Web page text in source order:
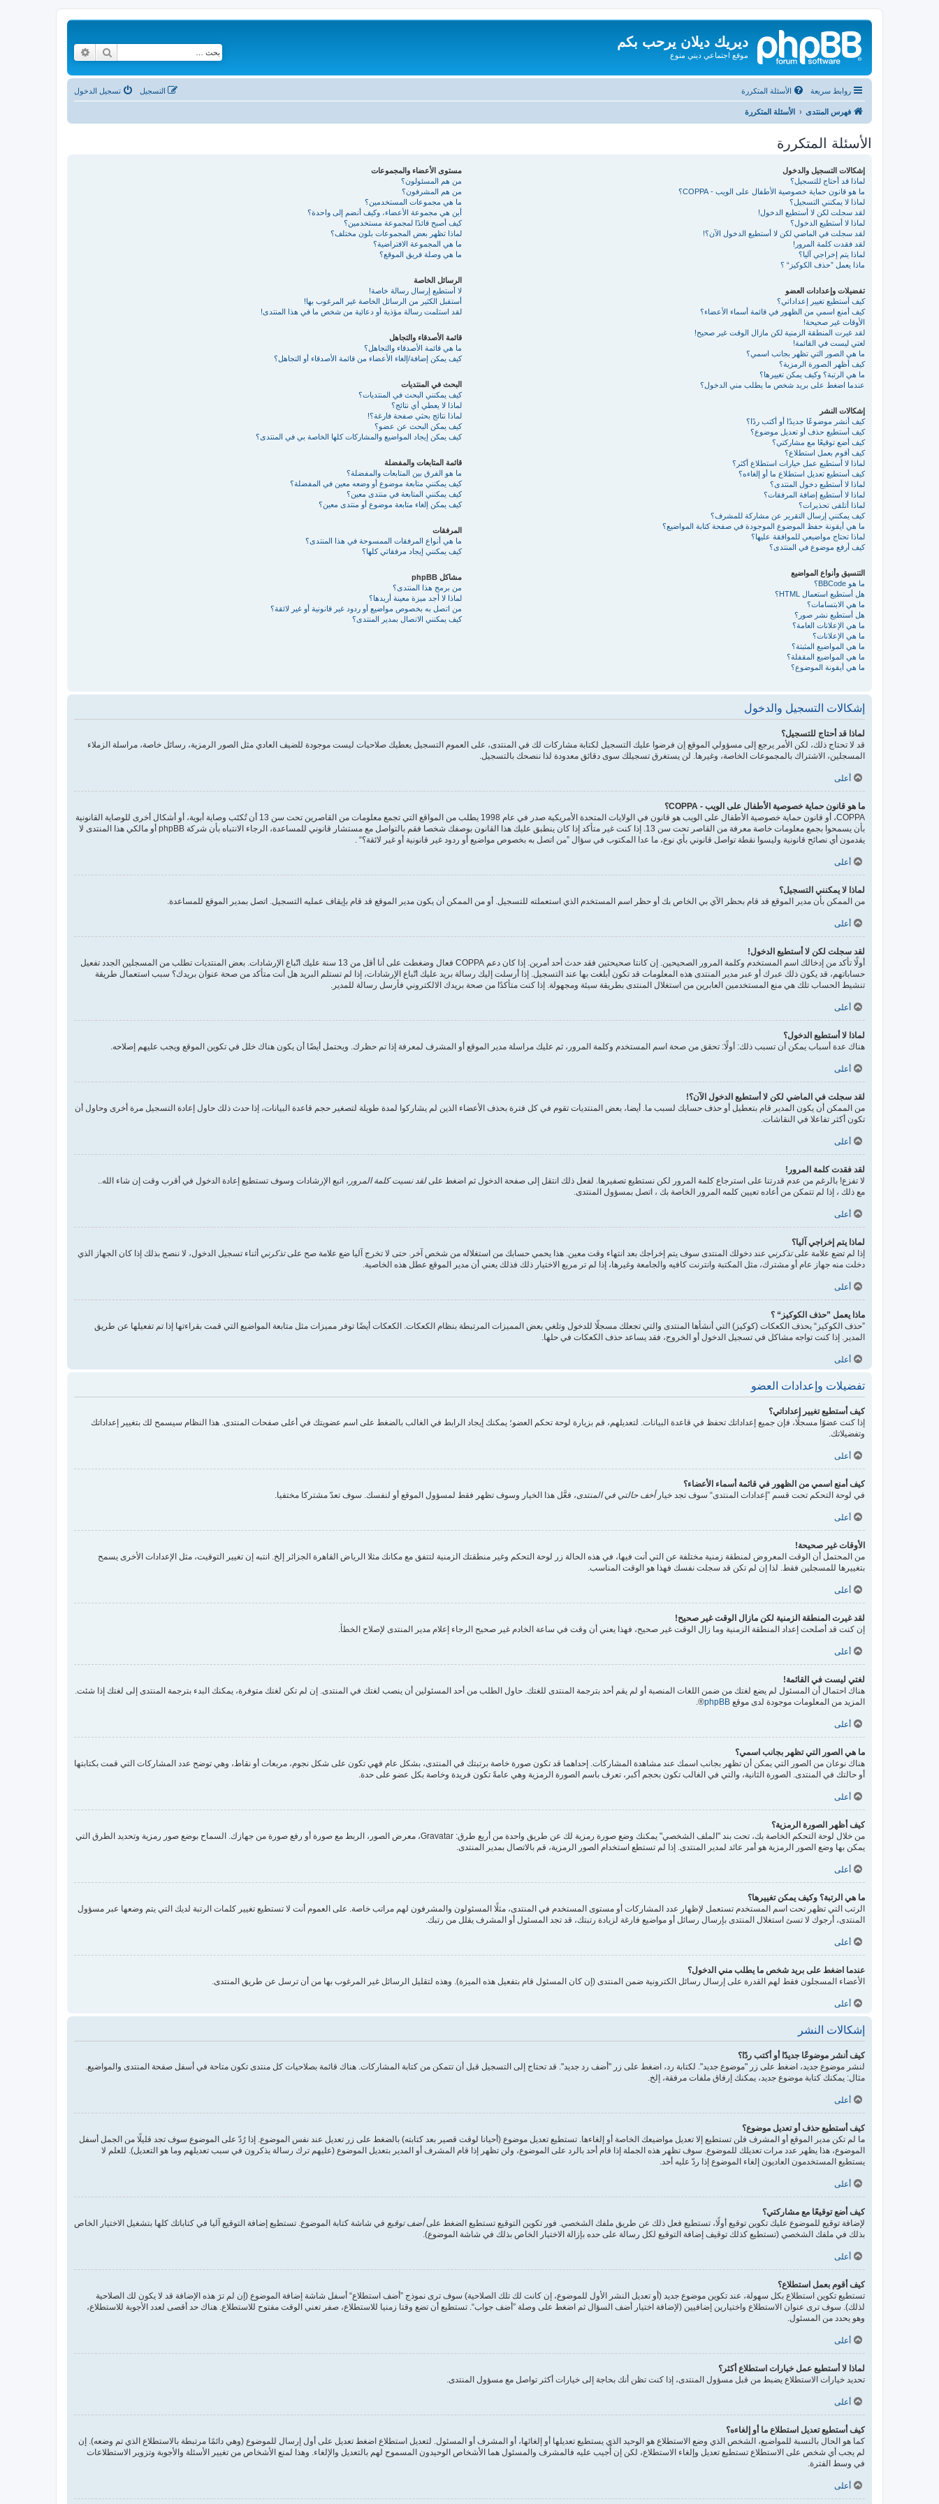
ديريك ديلان يرحب بكم
موقع اجتماعي ديني منوع بحث
روابط سريعة الأسئلة المتكررة تسجيل الدخول التسجيل
فهرس المنتدى الأسئلة المتكررة
الأسئلة المتكررة
إشكالات التسجيل والدخول
لماذا قد أحتاج للتسجيل؟
ما هو قانون حماية خصوصية الأطفال على الويب - COPPA؟
لماذا لا يمكنني التسجيل؟
لقد سجلت لكن لا أستطيع الدخول!
لماذا لا أستطيع الدخول؟
لقد سجلت في الماضي لكن لا أستطيع الدخول الآن؟!
لقد فقدت كلمة المرور!
لماذا يتم إخراجي آليا؟
ماذا يعمل ”حذف الكوكيز“ ؟
تفضيلات وإعدادات العضو
كيف أستطيع تغيير إعداداتي؟
كيف أمنع اسمي من الظهور في قائمة أسماء الأعضاء؟
الأوقات غير صحيحة!
لقد غيرت المنطقة الزمنية لكن مازال الوقت غير صحيح!
لغتي ليست في القائمة!
ما هي الصور التي تظهر بجانب اسمي؟
كيف أظهر الصورة الرمزية؟
ما هي الرتبة؟ وكيف يمكن تغييرها؟
عندما اضغط على بريد شخص ما يطلب مني الدخول؟
إشكالات النشر
كيف أنشر موضوعًا جديدًا أو أكتب ردًا؟
كيف أستطيع حذف أو تعديل موضوع؟
كيف أضع توقيعًا مع مشاركتي؟
كيف أقوم بعمل استطلاع؟
لماذا لا أستطيع عمل خيارات استطلاع أكثر؟
كيف أستطيع تعديل استطلاع ما أو إلغاءه؟
لماذا لا أستطيع دخول المنتدى؟
لماذا لا أستطيع إضافة المرفقات؟
لماذا أتلقى تحذيرات؟
كيف يمكنني إرسال التقرير عن مشاركة للمشرف؟
ما هي أيقونة حفظ الموضوع الموجودة في صفحة كتابة المواضيع؟
لماذا تحتاج مواضيعي للموافقة عليها؟
كيف أرفع موضوع في المنتدى؟
التنسيق وأنواع المواضيع
ما هو BBCode؟
هل أستطيع استعمال HTML؟
ما هي الابتسامات؟
هل أستطيع نشر صور؟
ما هي الإعلانات العامة؟
ما هي الإعلانات؟
ما هي المواضيع المثبتة؟
ما هي المواضيع المقفلة؟
ما هي أيقونة الموضوع؟
مستوى الأعضاء والمجموعات
من هم المسئولون؟
من هم المشرفون؟
ما هي مجموعات المستخدمين؟
أين هي مجموعة الأعضاء، وكيف أنضم إلى واحدة؟
كيف أصبح قائدًا لمجموعة مستخدمين؟
لماذا تظهر بعض المجموعات بلون مختلف؟
ما هي المجموعة الافتراضية؟
ما هي وصلة فريق الموقع؟
الرسائل الخاصة
لا أستطيع إرسال رسالة خاصة!
أستقبل الكثير من الرسائل الخاصة غير المرغوب بها!
لقد استلمت رسالة مؤذية أو دعائية من شخص ما في هذا المنتدى!
قائمة الأصدقاء والتجاهل
ما هي قائمة الأصدقاء والتجاهل؟
كيف يمكن إضافة/إلغاء الأعضاء من قائمة الأصدقاء أو التجاهل؟
البحث في المنتديات
كيف يمكنني البحث في المنتديات؟
لماذا لا يعطي أي نتائج؟
لماذا نتائج بحثي صفحة فارغة؟!
كيف يمكن البحث عن عضو؟
كيف يمكن إيجاد المواضيع والمشاركات كلها الخاصة بي في المنتدى؟
قائمة المتابعات والمفضلة
ما هو الفرق بين المتابعات والمفضلة؟
كيف يمكنني متابعة موضوع أو وضعه معين في المفضلة؟
كيف يمكنني المتابعة في منتدى معين؟
كيف يمكن إلغاء متابعة موضوع أو منتدى معين؟
المرفقات
ما هي أنواع المرفقات الممسوحة في هذا المنتدى؟
كيف يمكنني إيجاد مرفقاتي كلها؟
مشاكل phpBB
من برمج هذا المنتدى؟
لماذا لا أجد ميزة معينة أريدها؟
من اتصل به بخصوص مواضيع أو ردود غير قانونية أو غير لائقة؟
كيف يمكنني الاتصال بمدير المنتدى؟
إشكالات التسجيل والدخول
لماذا قد أحتاج للتسجيل؟
قد لا تحتاج ذلك، لكن الأمر يرجع إلى مسؤولي الموقع إن فرضوا عليك التسجيل لكتابة مشاركات لك في المنتدى، على العموم التسجيل يعطيك صلاحيات ليست موجودة للضيف العادي مثل الصور الرمزية، رسائل خاصة، مراسلة الزملاء
المسجلين، الاشتراك بالمجموعات الخاصة، وغيرها. لن يستغرق تسجيلك سوى دقائق معدودة لذا ننصحك بالتسجيل.
أعلى
ما هو قانون حماية خصوصية الأطفال على الويب - COPPA؟
COPPA، أو قانون حماية خصوصية الأطفال على الويب هو قانون في الولايات المتحدة الأمريكية صدر في عام 1998 يطلب من المواقع التي تجمع معلومات من القاصرين تحت سن 13 أن تُكتَب وصاية أبوية، أو أشكال أخرى للوصاية القانونية
بأن يسمحوا بجمع معلومات خاصة معرفة من القاصر تحت سن 13. إذا كنت غير متأكد إذا كان ينطبق عليك هذا القانون بوصفك شخصا فقم بالتواصل مع مستشار قانوني للمساعدة، الرجاء الانتباه بأن شركة phpBB أو مالكي هذا المنتدى لا
يقدمون أي نصائح قانونية وليسوا نقطة تواصل قانوني بأي نوع، ما عدا المكتوب في سؤال ”من اتصل به بخصوص مواضيع أو ردود غير قانونية أو غير لائقة؟“ .
أعلى
لماذا لا يمكنني التسجيل؟
من الممكن بأن مدير الموقع قد قام بحظر الآي بي الخاص بك أو حظر اسم المستخدم الذي استعملته للتسجيل. أو من الممكن أن يكون مدير الموقع قد قام بإيقاف عمليه التسجيل. اتصل بمدير الموقع للمساعدة.
أعلى
لقد سجلت لكن لا أستطيع الدخول!
أولًا تأكد من إدخالك اسم المستخدم وكلمة المرور الصحيحين. إن كانتا صحيحتين فقد حدث أحد أمرين. إذا كان دعم COPPA فعال وضغطت على أنا أقل من 13 سنة عليك اتّباع الإرشادات. بعض المنتديات تطلب من المسجلين الجدد تفعيل
حساباتهم، قد يكون ذلك عبرك أو عبر مدير المنتدى هذه المعلومات قد تكون أبلغت بها عند التسجيل. إذا أرسلت إليك رسالة بريد عليك اتّباع الإرشادات، إذا لم تستلم البريد هل أنت متأكد من صحة عنوان بريدك؟ سبب استعمال طريقة
تنشيط الحساب تلك هي منع المستخدمين العابرين من استغلال المنتدى بطريقة سيئة ومجهولة. إذا كنت متأكدًا من صحة بريدك الالكتروني فأرسل رسالة للمدير.
أعلى
لماذا لا أستطيع الدخول؟
هناك عدة أسباب يمكن أن تسبب ذلك: أولًا: تحقق من صحة اسم المستخدم وكلمة المرور، ثم عليك مراسلة مدير الموقع أو المشرف لمعرفة إذا تم حظرك. ويحتمل أيضًا أن يكون هناك خلل في تكوين الموقع ويجب عليهم إصلاحه.
أعلى
لقد سجلت في الماضي لكن لا أستطيع الدخول الآن؟!
من الممكن أن يكون المدير قام بتعطيل أو حذف حسابك لسبب ما. أيضا، بعض المنتديات تقوم في كل فترة بحذف الأعضاء الذين لم يشاركوا لمدة طويلة لتصغير حجم قاعدة البيانات، إذا حدث ذلك حاول إعادة التسجيل مرة أخرى وحاول أن
تكون أكثر تفاعلا في النقاشات.
أعلى
لقد فقدت كلمة المرور!
لا تفزع! بالرغم من عدم قدرتنا على استرجاع كلمة المرور لكن نستطيع تصفيرها. لفعل ذلك انتقل إلى صفحة الدخول ثم اضغط علىلقد نسيت كلمة المرور ، اتبع الإرشادات وسوف تستطيع إعادة الدخول في أقرب وقت إن شاء الله..
مع ذلك ، إذا لم تتمكن من أعاده تعيين كلمه المرور الخاصة بك ، اتصل بمسؤول المنتدى.
أعلى
لماذا يتم إخراجي آليا؟
إذا لم تضع علامة علىتذكرني عند دخولك المنتدى سوف يتم إخراجك بعد انتهاء وقت معين. هذا يحمي حسابك من استغلاله من شخص آخر. حتى لا تخرج آليا ضع علامة صح علىتذكرني أثناء تسجيل الدخول، لا ننصح بذلك إذا كان الجهاز الذي
دخلت منه جهاز عام أو مشترك، مثل المكتبة وانترنت كافيه والجامعة وغيرها، إذا لم تر مربع الاختيار ذلك فذلك يعني أن مدير الموقع عطل هذه الخاصية.
أعلى
ماذا يعمل ”حذف الكوكيز“ ؟
”حذف الكوكيز“ يحذف الكعكات (كوكيز) التي أنشأها المنتدى والتي تجعلك مسجلًا للدخول وتلغي بعض المميزات المرتبطة بنظام الكعكات. الكعكات أيضًا توفر مميزات مثل متابعة المواضيع التي قمت بقراءتها إذا تم تفعيلها عن طريق
المدير. إذا كنت تواجه مشاكل في تسجيل الدخول أو الخروج، فقد يساعد حذف الكعكات في حلها.
أعلى
تفضيلات وإعدادات العضو
كيف أستطيع تغيير إعداداتي؟
إذا كنت عضوًا مسجلًا، فإن جميع إعداداتك تحفظ في قاعدة البيانات. لتعديلهم، قم بزيارة لوحة تحكم العضو؛ يمكنك إيجاد الرابط في الغالب بالضغط على اسم عضويتك في أعلى صفحات المنتدى. هذا النظام سيسمح لك بتغيير إعداداتك
وتفضيلاتك.
أعلى
كيف أمنع اسمي من الظهور في قائمة أسماء الأعضاء؟
في لوحة التحكم تحت قسم ”إعدادات المنتدى“ سوف تجد خيارأخف حالتي في المنتدى، فعَّل هذا الخيار وسوف تظهر فقط لمسؤول الموقع أو لنفسك. سوف تعدّ مشتركا مختفيا.
أعلى
الأوقات غير صحيحة!
من المحتمل أن الوقت المعروض لمنطقة زمنية مختلفة عن التي أنت فيها، في هذه الحالة زر لوحة التحكم وغير منطقتك الزمنية لتتفق مع مكانك مثلا الرياض القاهرة الجزائر إلخ. انتبه إن تغيير التوقيت، مثل الإعدادات الأخرى يسمح
بتغييرها للمسجلين فقط. لذا إن لم تكن قد سجلت نفسك فهذا هو الوقت المناسب.
أعلى
لقد غيرت المنطقة الزمنية لكن مازال الوقت غير صحيح!
إن كنت قد أصلحت إعداد المنطقة الزمنية وما زال الوقت غير صحيح، فهذا يعني أن وقت في ساعة الخادم غير صحيح الرجاء إعلام مدير المنتدى لإصلاح الخطأ.
أعلى
لغتي ليست في القائمة!
هناك احتمال أن المسئول لم يضع لغتك من ضمن اللغات المنصبة أو لم يقم أحد بترجمة المنتدى للغتك. حاول الطلب من أحد المسئولين أن ينصب لغتك في المنتدى. إن لم تكن لغتك متوفرة، يمكنك البدء بترجمة المنتدى إلى لغتك إذا شئت.
المزيد من المعلومات موجودة لدى موقع phpBB
®.
أعلى
ما هي الصور التي تظهر بجانب اسمي؟
هناك نوعان من الصور التي يمكن أن تظهر بجانب اسمك عند مشاهدة المشاركات. إحداهما قد تكون صورة خاصة برتبتك في المنتدى، بشكل عام فهي تكون على شكل نجوم، مربعات أو نقاط، وهي توضح عدد المشاركات التي قمت بكتابتها
أو حالتك في المنتدى. الصورة الثانية، والتي في الغالب تكون بحجم أكبر، تعرف باسم الصورة الرمزية وهي عامةً تكون فريدة وخاصة بكل عضو على حدة.
أعلى
كيف أظهر الصورة الرمزية؟
من خلال لوحة التحكم الخاصة بك، تحت بند "الملف الشخصي" يمكنك وضع صورة رمزية لك عن طريق واحدة من أربع طرق: Gravatar، معرض الصور، الربط مع صورة أو رفع صورة من جهازك. السماح بوضع صور رمزية وتحديد الطرق التي
يمكن بها وضع الصور الرمزية هو أمر عائد لمدير المنتدى. إذا لم تستطع استخدام الصور الرمزية، قم بالاتصال بمدير المنتدى.
أعلى
ما هي الرتبة؟ وكيف يمكن تغييرها؟
الرتب التي تظهر تحت اسم المستخدم تستعمل لإظهار عدد المشاركات أو مستوى المستخدم في المنتدى، مثلًا المسئولون والمشرفون لهم مراتب خاصة. على العموم أنت لا تستطيع تغيير كلمات الرتبة لديك التي يتم وضعها عبر مسؤول
المنتدى، أرجوك لا تسئ استغلال المنتدى بإرسال رسائل أو مواضيع فارغة لزيادة رتبتك، قد تجد المسئول أو المشرف يقلل من رتبك.
أعلى
عندما اضغط على بريد شخص ما يطلب مني الدخول؟
الأعضاء المسجلون فقط لهم القدرة على إرسال رسائل الكترونية ضمن المنتدى (إن كان المسئول قام بتفعيل هذه الميزة). وهذه لتقليل الرسائل غير المرغوب بها من أن ترسل عن طريق المنتدى.
أعلى
إشكالات النشر
كيف أنشر موضوعًا جديدًا أو أكتب ردًا؟
لنشر موضوع جديد، اضغط على زر "موضوع جديد". لكتابة رد، اضغط على زر "أضف رد جديد". قد تحتاج إلى التسجيل قبل أن تتمكن من كتابة المشاركات. هناك قائمة بصلاحيات كل منتدى تكون متاحة في أسفل صفحة المنتدى والمواضيع.
مثال: يمكنك كتابة موضوع جديد، يمكنك إرفاق ملفات مرفقة، إلخ.
أعلى
كيف أستطيع حذف أو تعديل موضوع؟
ما لم تكن مدير الموقع أو المشرف فلن تستطيع إلا تعديل مواضيعك الخاصة أو إلغاءها. تستطيع تعديل موضوع (أحيانا لوقت قصير بعد كتابته) بالضغط على زر تعديل عند نفس الموضوع. إذا رُدّ على الموضوع سوف تجد قليلًا من الجمل أسفل
الموضوع، هذا يظهر عدد مرات تعديلك للموضوع. سوف تظهر هذه الجملة إذا قام أحد بالرد على الموضوع، ولن تظهر إذا قام المشرف أو المدير بتعديل الموضوع (عليهم ترك رسالة يذكرون في سبب تعديلهم وما هو التعديل). للعلم لا
يستطيع المستخدمون العاديون إلغاء الموضوع إذا ردّ عليه أحد.
أعلى
كيف أضع توقيعًا مع مشاركتي؟
لإضافة توقيع للموضوع عليك تكوين توقيع أولًا، تستطيع فعل ذلك عن طريق ملفك الشخصي. فور تكوين التوقيع تستطيع الضغط علىأضف توقيع في شاشة كتابة الموضوع. تستطيع إضافة التوقيع آليا في كتاباتك كلها بتشغيل الاختيار الخاص
بذلك في ملفك الشخصي (تستطيع كذلك توقيف إضافة التوقيع لكل رسالة على حده بإزالة الاختيار الخاص بذلك في شاشة الموضوع).
أعلى
كيف أقوم بعمل استطلاع؟
تستطيع تكوين استطلاع بكل سهولة، عند تكوين موضوع جديد (أو تعديل النشر الأول للموضوع، إن كانت لك تلك الصلاحية) سوف ترى نموذج ”أضف استطلاع“ أسفل شاشة إضافة الموضوع (إن لم ترَ هذه الإضافة قد لا يكون لك الصلاحية
لذلك). سوف ترى عنوان الاستطلاع واختيارين إضافيين (لإضافة اختيار أضف السؤال ثم اضغط على وصلة ”أضف جواب“. تستطيع أن تضع وقتا زمنيا للاستطلاع، صفر تعني الوقت مفتوح للاستطلاع. هناك حد أقصى لعدد الأجوبة للاستطلاع،
وهو يحدد من المسئول.
أعلى
لماذا لا أستطيع عمل خيارات استطلاع أكثر؟
تحديد خيارات الاستطلاع يضبط من قبل مسؤول المنتدى، إذا كنت تظن أنك بحاجة إلى خيارات أكثر تواصل مع مسؤول المنتدى.
أعلى
كيف أستطيع تعديل استطلاع ما أو إلغاءه؟
كما هو الحال بالنسبة للمواضيع، الشخص الذي وضع الاستطلاع هو الوحيد الذي يستطيع تعديلها أو إلغائها، أو المشرف أو المسئول. لتعديل استطلاع اضغط تعديل على أول إرسال للموضوع (وهي دائمًا مرتبطة بالاستطلاع الذي تم وضعه). إن
لم يجب أي شخص على الاستطلاع تستطيع تعديل وإلغاء الاستطلاع، لكن إن أُجيب عليه فالمشرف والمسئول هما الأشخاص الوحيدون المسموح لهم بالتعديل والإلغاء. وهذا لمنع الأشخاص من تغيير الأسئلة والأجوبة وتزوير الاستطلاعات
في وسط الفترة.
أعلى